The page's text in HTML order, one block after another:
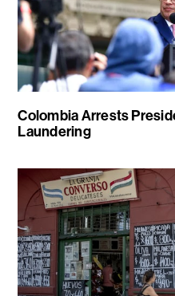
Colombia Arrests
Laundering